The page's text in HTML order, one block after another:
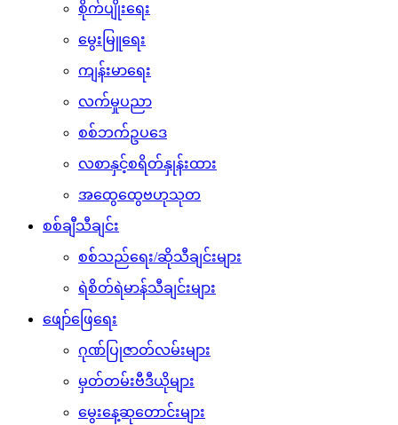
စိုက်ပျိုးရေး
မွေးမြူရေး
ကျန်းမာရေး
လက်မှုပညာ
စစ်ဘက်ဥပဒေ
လစာနှင့်စရိတ်နှုန်းထား
အထွေထွေဗဟုသုတ
စစ်ချီသီချင်း
စစ်သည်ရေး/ဆိုသီချင်းများ
ရဲစိတ်ရဲမာန်သီချင်းများ
ဖျော်ဖြေရေး
ဂုဏ်ပြုဇာတ်လမ်းများ
မှတ်တမ်းဗီဒီယိုများ
မွေးနေ့ဆုတောင်းများ